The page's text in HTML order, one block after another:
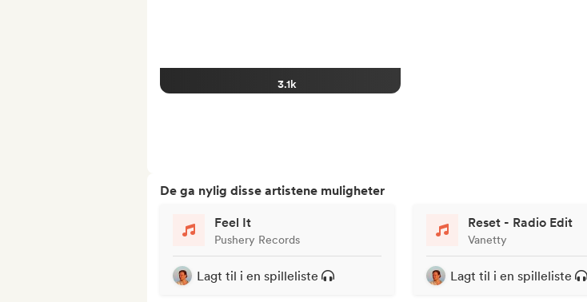
3.1k
De ga nylig disse artistene muligheter
Feel It
Pushery Records
Lagt til i en spilleliste
Reset - Radio Edit
Vanetty
Lagt til i en spilleliste